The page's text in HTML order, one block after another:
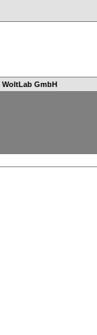
WoltLab GmbH